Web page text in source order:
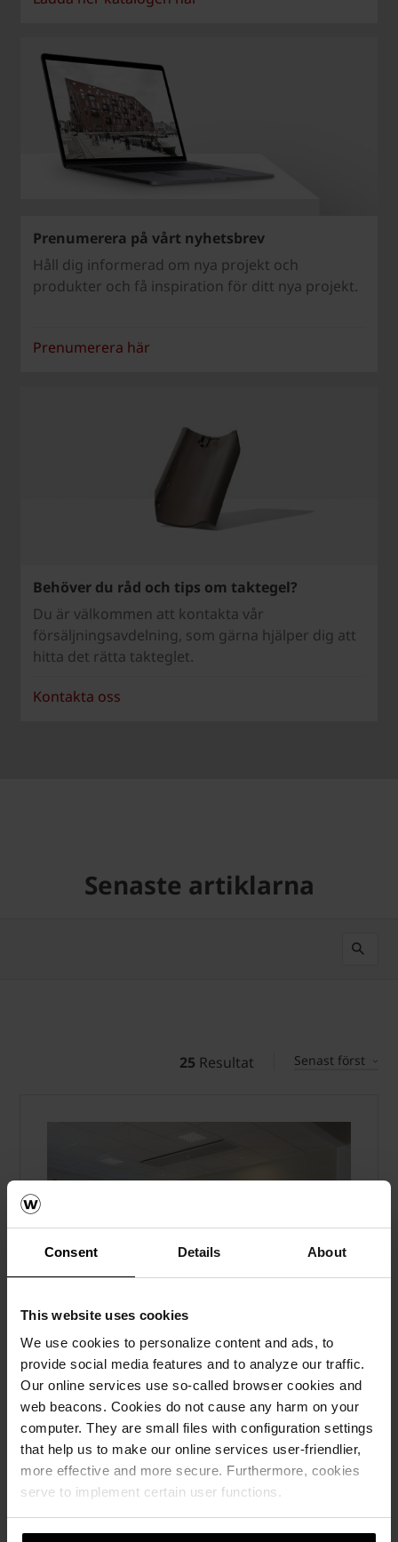
Consent Details About
This website uses cookies
We use cookies to personalize content and ads, to
provide social media features and to analyze our traffic.
Our online services use so-called browser cookies and
web beacons. Cookies do not cause any harm on your
computer. They are small files with configuration settings
that help us to make our online services user-friendlier,
more effective and more secure. Furthermore, cookies
serve to implement certain user functions.
Prenumerera på vårt nyhetsbrev
Håll dig informerad om nya projekt och
produkter och få inspiration för ditt nya projekt.
Prenumerera här
Behöver du råd och tips om taktegel?
Du är välkommen att kontakta vår
försäljningsavdelning, som gärna hjälper dig att
hitta det rätta takteglet.
Kontakta oss
Senaste artiklarna
25 Resultat Senast först
wienerberger öppnar nytt showroom
för tegel i Malmö
Fasadtegel, Marktegel, Taktegel, Skärmtegel,
Brick slips, Om oss